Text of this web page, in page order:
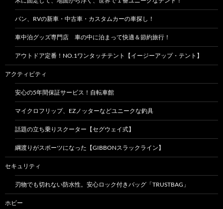
バン、RVの新車・中古車・カスタムカーの車探し！
車中泊グッズ専門店 車の中に泊まって快適＆節約旅行！
アウトドア定番！NO.1ワンタッチテント【イージーアップ・テント】
アクティビティ
安心の5年間保証サービス！自転車館
マイクロフリップ、EZノッターなどユニークな釣具
話題の立ち乗りスクーター【セグウェイ式】
綱渡りがスポーツになった【GIBBONスラックライン】
セキュリティ
刃物でも切れない防水性。安心ロック付きバッグ「TRUSTBAG」
ホビー